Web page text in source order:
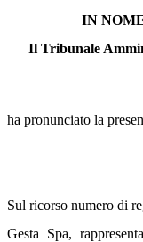
IN
Il Tribunale
ha pronunciato la
Sul ricorso numero di
Gesta Spa,